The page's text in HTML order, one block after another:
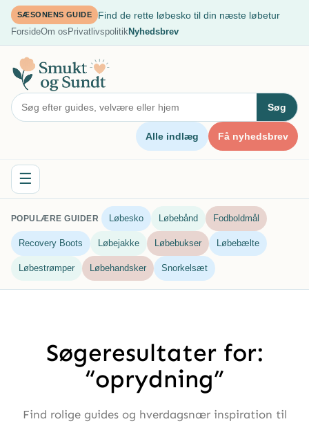
SpringSÆSONENS GUIDE Find de rette løbesko til din næste løbetur
ForsideOm os PrivatlivspolitikNyhedsbrev
Søg
Alle indlæg Få nyhedsbrev
☰
POPULÆRE GUIDER Løbesko Løbebånd Fodboldmål
Recovery Boots Løbejakke Løbebukser Løbebælte
Løbestrømper Løbehandsker Snorkelsæt
Søgeresultater for:
“oprydning”
Find rolige guides og hverdagsnær inspiration til